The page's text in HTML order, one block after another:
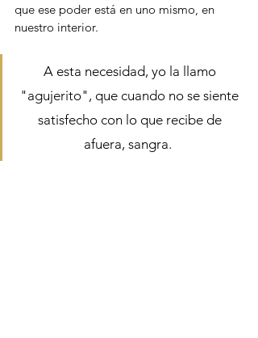
que ese poder está en uno mismo, en
nuestro interior.
A esta necesidad, yo la llamo
"agujerito", que cuando no se siente
satisfecho con lo que recibe de
afuera, sangra.